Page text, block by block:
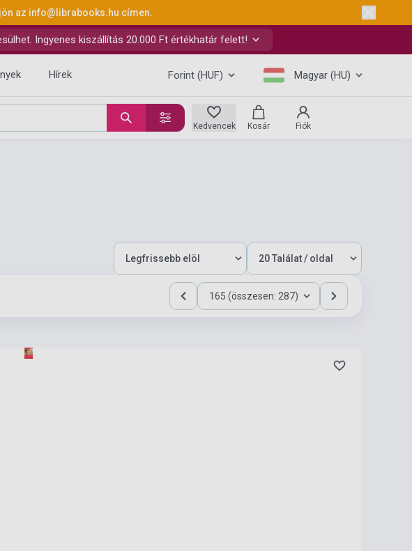
az info@librabooks.hu címen.
Ingyenes kiszállítás 20.000 Ft értékhatár felett!
Hírek Forint (HUF) Magyar (HU)
Kedvencek Kosár Fiók
165 (összesen: 287)